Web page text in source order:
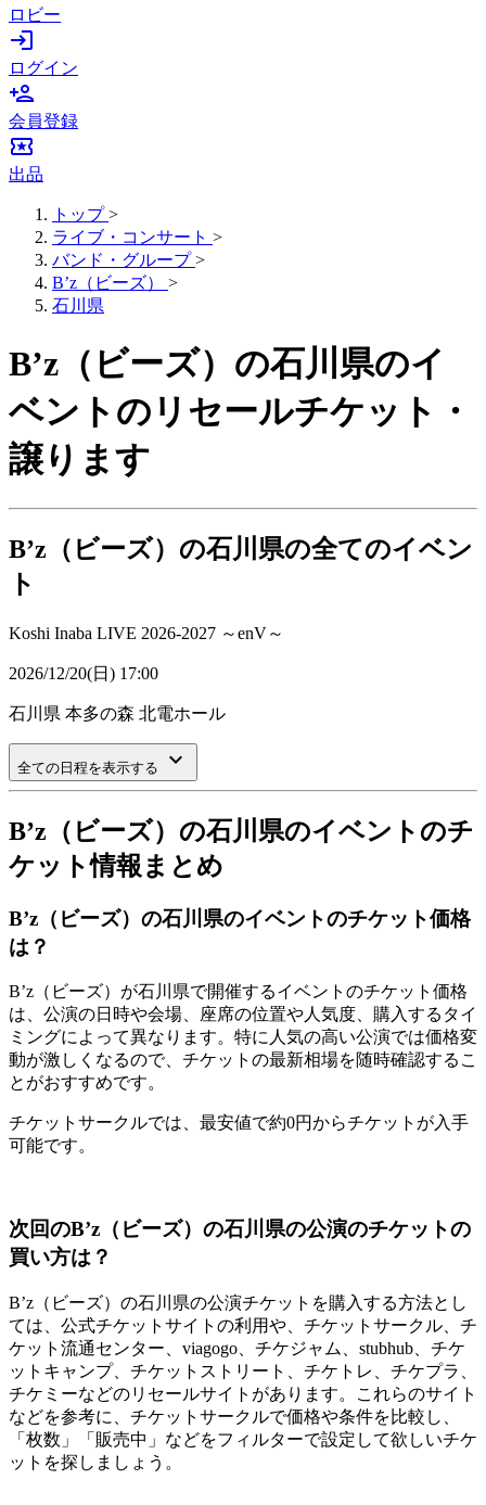
ロビー
login
ログイン
person_add
会員登録
local_activity
出品
トップ >
ライブ・コンサート >
バンド・グループ >
B’z（ビーズ）
>
石川県
B’z（ビーズ）の石川県のイ
ベントのリセールチケット・
譲ります
B’z（ビーズ）の石川県の全てのイベン
ト
Koshi Inaba LIVE 2026-2027 ～enV～
2026/12/20(日) 17:00
石川県 本多の森 北電ホール
全ての日程を表示する keyboard_arrow_down
B’z（ビーズ）の石川県のイベントのチ
ケット情報まとめ
B’z（ビーズ）の石川県のイベントのチケット価格
は？
B’z（ビーズ）が石川県で開催するイベントのチケット価格
は、公演の日時や会場、座席の位置や人気度、購入するタイ
ミングによって異なります。特に人気の高い公演では価格変
動が激しくなるので、チケットの最新相場を随時確認するこ
とがおすすめです。
チケットサークルでは、最安値で約0円からチケットが入手
可能です。
次回のB’z（ビーズ）の石川県の公演のチケットの
買い方は？
B’z（ビーズ）の石川県の公演チケットを購入する方法とし
ては、公式チケットサイトの利用や、チケットサークル、チ
ケット流通センター、viagogo、チケジャム、stubhub、チケ
ットキャンプ、チケットストリート、チケトレ、チケプラ、
チケミーなどのリセールサイトがあります。これらのサイト
などを参考に、チケットサークルで価格や条件を比較し、
「枚数」「販売中」などをフィルターで設定して欲しいチケ
ットを探しましょう。